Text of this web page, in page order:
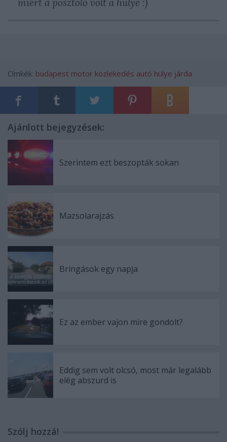
miért a posztoló volt a hülye :)
Címkék: budapest motor közlekedés autó hülye járda
Ajánlott bejegyzések:
Szerintem ezt beszopták sokan
Mazsolarajzás
Bringások egy napja
Ez az ember vajon mire gondolt?
Eddig sem volt olcsó, most már legalább
elég abszurd is
Szólj hozzá!